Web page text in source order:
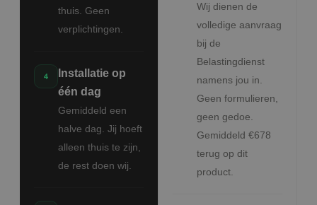
thuis. Geen
verplichtingen.
Installatie op
één dag
Gemiddeld een
halve dag. Jij hoeft
alleen thuis te zijn,
de rest doen wij.
Wij dienen de
volledige aanvraag
bij de
Belastingdienst
namens jou in.
Geen formulieren,
geen gedoe.
Gemiddeld €678
terug op dit
product.